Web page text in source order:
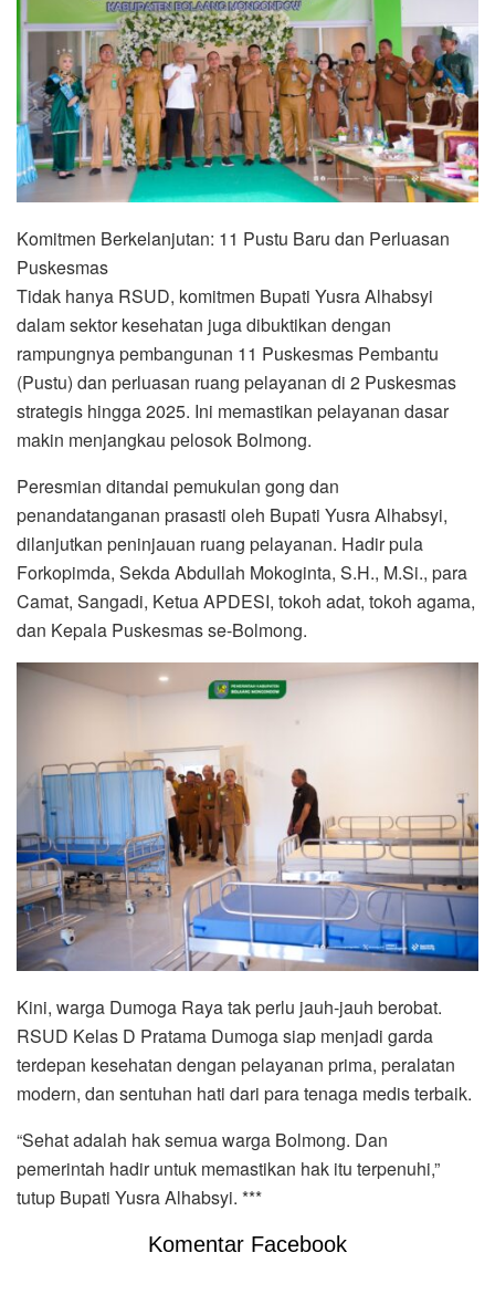
Komitmen Berkelanjutan: 11 Pustu Baru dan Perluasan
Puskesmas
Tidak hanya RSUD, komitmen Bupati Yusra Alhabsyi
dalam sektor kesehatan juga dibuktikan dengan
rampungnya pembangunan 11 Puskesmas Pembantu
(Pustu) dan perluasan ruang pelayanan di 2 Puskesmas
strategis hingga 2025. Ini memastikan pelayanan dasar
makin menjangkau pelosok Bolmong.
Peresmian ditandai pemukulan gong dan
penandatanganan prasasti oleh Bupati Yusra Alhabsyi,
dilanjutkan peninjauan ruang pelayanan. Hadir pula
Forkopimda, Sekda Abdullah Mokoginta, S.H., M.Si., para
Camat, Sangadi, Ketua APDESI, tokoh adat, tokoh agama,
dan Kepala Puskesmas se-Bolmong.
Kini, warga Dumoga Raya tak perlu jauh-jauh berobat.
RSUD Kelas D Pratama Dumoga siap menjadi garda
terdepan kesehatan dengan pelayanan prima, peralatan
modern, dan sentuhan hati dari para tenaga medis terbaik.
“Sehat adalah hak semua warga Bolmong. Dan
pemerintah hadir untuk memastikan hak itu terpenuhi,”
tutup Bupati Yusra Alhabsyi. ***
Komentar Facebook